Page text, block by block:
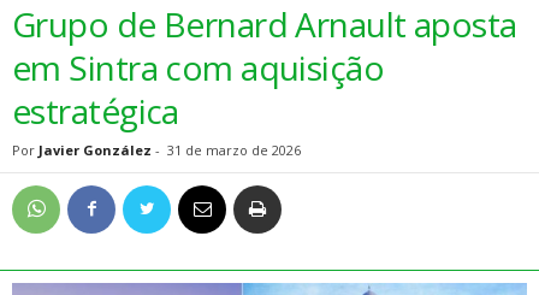
Grupo de Bernard Arnault aposta
em Sintra com aquisição
estratégica
Por Javier González - 31 de marzo de 2026